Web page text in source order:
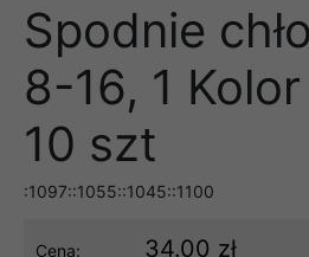
Spodnie
8-16, 1
10 szt
:1097::1055::1045::1100
Cena: 34.00 zł